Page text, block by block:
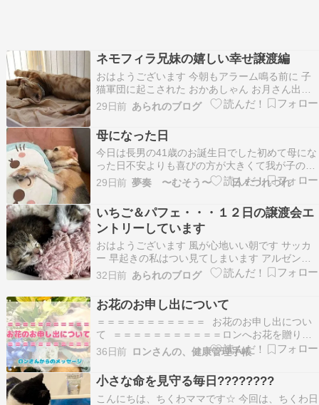
ネモフィラ兄妹の嬉しい幸せ譲渡編
おはようございます 今朝もアラーム鳴る前に 子
猫軍団に起こされた おかあしゃん お月さん出て
るよ・・って 段々起床時間が早くなります 昨日
はネモフィラ兄妹 嬉しい幸せ譲渡が終わりました
丁度 電池切れタイム 起きません 起こしません 起
こしちゃったごめんね アッ 伊川谷のおかあ…
29日前 あられのブログ
母になった日
今日は長男の41歳のお誕生日でした初めて母にな
った日不安よりも喜びの方が大きくて我が子の未
来をどれほど楽しみにしていたことか…もう、と
っくに手の離れたいい大人だけれどそれでも母は
毎年その日を思い出すのです私の腕の中で泣いて
いた小さな命を…愛おしくて、仕方なかった日々
を…きっとどこ…
29日前 夢奏 〜むそう〜 日々つれづれ
いちご＆パフェ・・・１２日の譲渡会エ
ントリーしています
おはようございます 風が心地いい朝です サッカ
ー 早起きの私はつい見てしまいます アルゼンチ
ン勝ちましたね 私でも知ってる 神の子メッシ か
っこいい～ 忘れちゃいけない 我が家には こんな
に可愛い姉妹が居ますよ ５月２日に社高校の校門
前に遺棄されていた小さな命 ジュリママが離乳…
32日前 あられのブログ
お花のお申し出について
＝＝＝＝＝＝＝＝＝＝＝ お花のお申し出につい
て ＝＝＝＝＝＝＝＝＝＝＝ロンへお花を贈りた
いと、お声をかけてくださった皆さまへ。その温
かいお気持ちに、心から感謝しています。本来な
ら、一つひとつありがたくお受けしたいのです
が、大変心苦しいことに、お花や献花につきまし
ては辞退させていた…
36日前 ロンさんの、健康管理手帳
小さな命を見守る毎日????????
こんにちは、ちくわママです☆ 今回は、ちくわ日